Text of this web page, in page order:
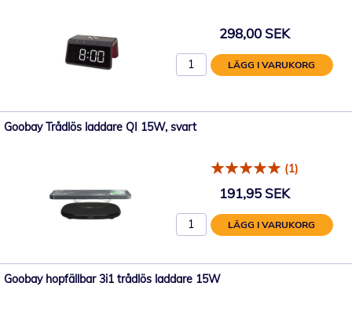
298,00 SEK
LÄGG I VARUKORG
Goobay Trådlös laddare QI 15W, svart
(1)
191,95 SEK
LÄGG I VARUKORG
Goobay hopfällbar 3i1 trådlös laddare 15W